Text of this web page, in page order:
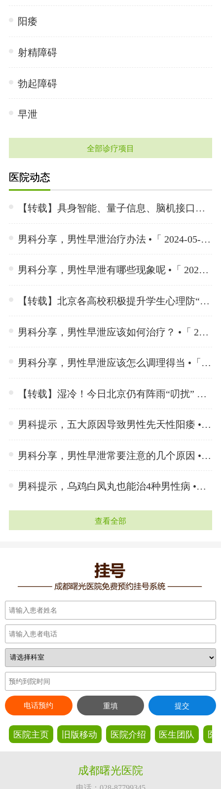
阳痿
射精障碍
勃起障碍
早泄
全部诊疗项目
医院动态
【转载】具身智能、量子信息、脑机接口……我国将成为世界未来产业重要策源地 •「 2024-05-11 」
男科分享，男性早泄治疗办法 •「 2024-05-11 」
男科分享，男性早泄有哪些现象呢 •「 2024-05-11 」
【转载】北京各高校积极提升学生心理防“抑”力！ •「 2024-05-11 」
男科分享，男性早泄应该如何治疗？ •「 2024-05-11 」
男科分享，男性早泄应该怎么调理得当 •「 2024-05-11 」
【转载】湿冷！今日北京仍有阵雨“叨扰” 气温继续下降最高气温仅15℃ •「 2024-05-11 」
男科提示，五大原因导致男性先天性阳痿 •「 2024-05-11 」
男科分享，男性早泄常要注意的几个原因 •「 2024-05-11 」
男科提示，乌鸡白凤丸也能治4种男性病 •「 2024-05-11 」
查看全部
电话预约 重填 提交
医院主页 旧版移动 医院介绍 医生团队 医
成都曙光医院